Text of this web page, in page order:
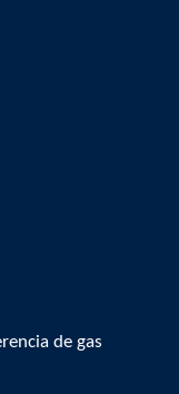
de gas